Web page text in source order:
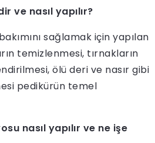
ve nasıl yapılır?
sağlamak için yapılan
temizlenmesi, tırnakların
ölü deri ve nasır gibi
pedikürün temel
nasıl yapılır ve ne işe